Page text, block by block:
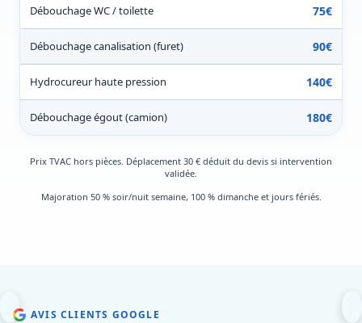
Débouchage WC / toilette 75€
Débouchage canalisation (furet) 90€
Hydrocureur haute pression 140€
Débouchage égout (camion) 180€
Prix TVAC hors pièces. Déplacement 30 € déduit du devis si intervention
validée.
Majoration 50 % soir/nuit semaine, 100 % dimanche et jours fériés.
AVIS CLIENTS GOOGLE